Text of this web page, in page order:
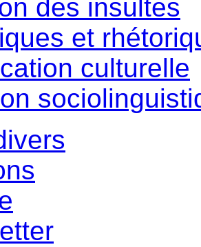
des insultes
et
culturelle